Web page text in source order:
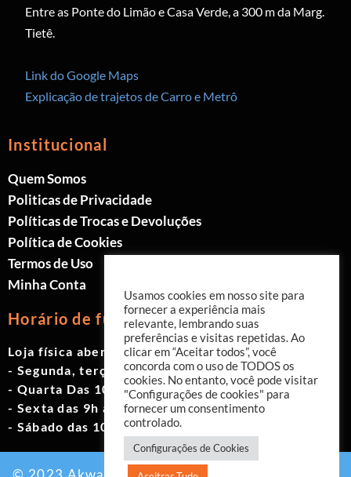
Entre as Ponte do Limão e Casa Verde, a 300 m da Marg.
Tietê.
Link do Google Maps
Explicação de trajetos de Carro e Metrô
Institucional
Quem Somos
Politicas de Privacidade
Políticas de Trocas e Devoluções
Política de Cookies
Termos de Uso
Minha Conta
Horário de funcionamento
Loja física aberta de Segunda à Sábado.
- Segunda, terça e quinta das 9h às 19h
- Quarta Das 10h às 18h
- Sexta das 9h às 18h
- Sábado das 10h às 17h
Usamos cookies em nosso site para
fornecer a experiência mais
relevante, lembrando suas
preferências e visitas repetidas. Ao
clicar em “Aceitar todos”, você
concorda com o uso de TODOS os
cookies. No entanto, você pode visitar
"Configurações de cookies" para
fornecer um consentimento
controlado.
Configurações de Cookies